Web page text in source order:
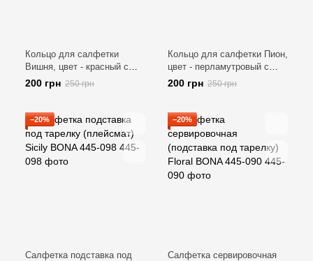
Кольцо для салфетки
Вишня, цвет - красный с
золотом BONA 448-094
200 грн 250 грн
Кольцо для салфетки Пион,
цвет - перламутровый с
серебром BONA 448-087
200 грн 250 грн
−20%
Салфетка подставка под
−20%
Салфетка сервировочная